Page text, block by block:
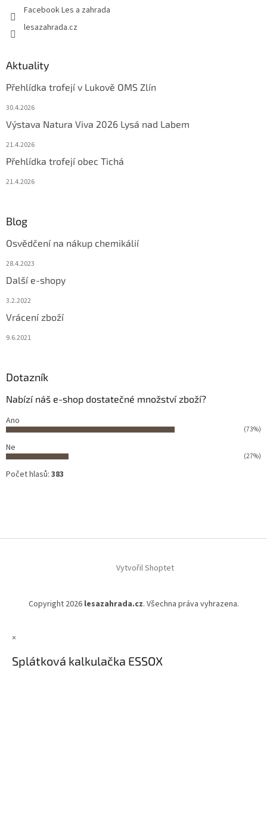
Facebook Les a zahrada
lesazahrada.cz
Aktuality
Přehlídka trofejí v Lukově OMS Zlín
30.4.2026
Výstava Natura Viva 2026 Lysá nad Labem
21.4.2026
Přehlídka trofejí obec Tichá
21.4.2026
Blog
Osvědčení na nákup chemikálií
28.4.2023
Další e-shopy
3.2.2022
Vrácení zboží
9.6.2021
Dotazník
Nabízí náš e-shop dostatečné množství zboží?
Ano
(73%)
Ne
(27%)
Počet hlasů: 383
Vytvořil Shoptet
Copyright 2026 lesazahrada.cz. Všechna práva vyhrazena.
×
Splátková kalkulačka ESSOX